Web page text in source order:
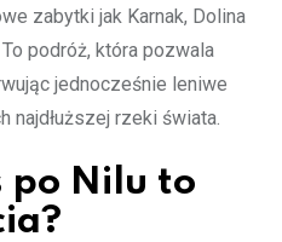
zabytki jak Karnak, Dolina
podróż, która pozwala
jednocześnie leniwe
najdłuższej rzeki świata.
po Nilu to